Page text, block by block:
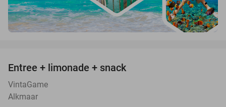
Entree + limonade + snack
VintaGame
Alkmaar